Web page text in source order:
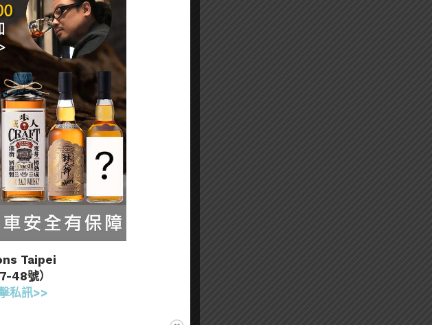
見價值，讓每個
級調和工藝，
[3]，不只年份罕
。用越陳越香來
手法，巧妙地綻
的清新味蕾。
的深邃風韻，並
與糖漬水果風味
出熟成肉的淡
燻調性，為這
Taipei
48號）
私訊>>